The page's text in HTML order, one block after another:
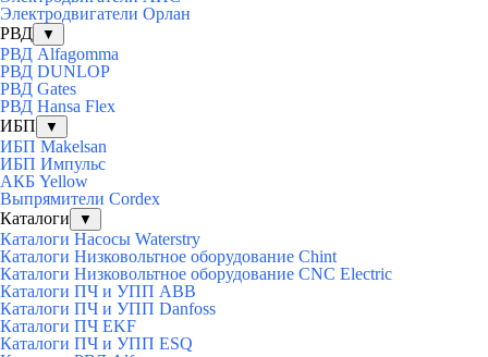
Электродвигатели Орлан
РВД
▼
РВД Alfagomma
РВД DUNLOP
РВД Gates
РВД Hansa Flex
ИБП
▼
ИБП Makelsan
ИБП Импульс
АКБ Yellow
Выпрямители Cordex
Каталоги
▼
Каталоги Насосы Waterstry
Каталоги Низковольтное оборудование Chint
Каталоги Низковольтное оборудование CNC Electric
Каталоги ПЧ и УПП ABB
Каталоги ПЧ и УПП Danfoss
Каталоги ПЧ EKF
Каталоги ПЧ и УПП ESQ